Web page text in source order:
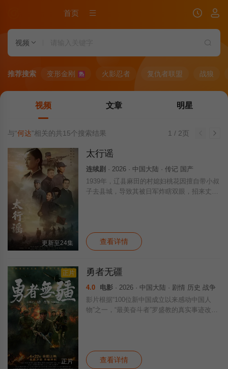
首页
视频
推荐搜索 变形金刚 热 火影忍者 复仇者联盟 战狼
视频 文章 明星
1 / 2页
与“何达”相关的共15个搜索结果
更新至24集
太行谣
连续剧 · 2026 · 中国大陆 · 传记 国产
1939年，辽县麻田的村媳妇桃花因擅自带小叔
子去县城，导致其被日军炸瞎双眼，招来丈夫
查看详情
正片
正片
勇者无疆
4.0 电影 · 2026 · 中国大陆 · 剧情 历史 战争
影片根据“100位新中国成立以来感动中国人
物”之一，“最美奋斗者”罗盛教的真实事迹改
查看详情